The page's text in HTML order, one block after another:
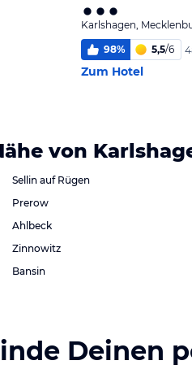
Karlshagen,
98% 5,5/6
Zum Hotel
von
Sellin auf Rügen
Prerow
Ahlbeck
Zinnowitz
Bansin
Deinen